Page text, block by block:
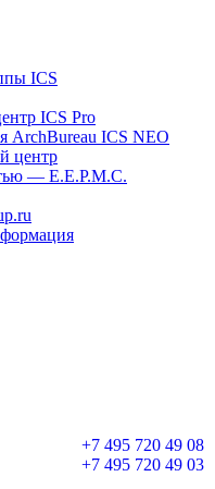
ICS
ICS Pro
ArchBureau ICS NEO
центр
— E.E.P.M.C.
+7 495 720 49 08
+7 495 720 49 03